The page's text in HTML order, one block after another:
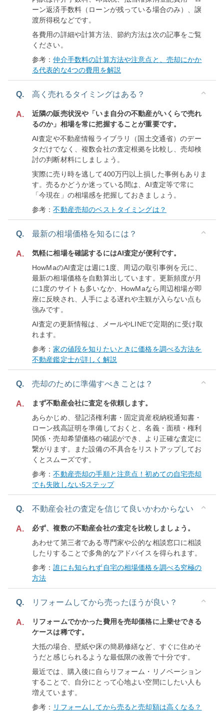
ーン返済手数料（ローンが残っている場合のみ）、譲
渡所得税などです。
各費用の詳細や計算方法、節約方法は次の記事をご覧
ください。
参考：仲介手数料の計算方法や注意点と、売却にかか
る代表的な4つの費用を解説
Q. 高く売れるタイミングはある？
A.
近隣の販売状況や「いま自分の不動産がいくらで売れ
るのか」相場を常に把握することが重要です。
AI査定や不動産情報ライブラリ（国土交通省）のデー
タだけでなく、複数会社の査定根拠を比較し、売却検
討の判断材料にしましょう。
実際に売り時を逃して400万円以上損した事例もありま
す。売るかどうか迷っている間は、AI査定等で常に
「今現在」の相場感を把握しておきましょう。
参考：不動産売却のベストタイミングは？
Q. 最新の相場価格を知るには？
A.
気軽に相場を確認するにはAI査定が便利です。
HowMaのAI査定は週に1度、周辺の取引事例を元に、
最新の相場価格を自動算出しています。更新頻度が月
に1度のサイトも多いなか、HowMaなら周辺相場が即
座に反映され、人手による遅れや主観が入らない点も
強みです。
AI査定の更新情報は、メールやLINEで定期的に受け取
れます。
参考：家の値段を知りたいときに価格を調べる方法を
不動産鑑定士が詳しく解説
Q. 売却のために準備すべきことは？
A.
まず不動産会社に査定を依頼します。
あらかじめ、登記済権利書・固定資産税納税通知書・
ローン残高証明を準備しておくと、名義・面積・権利
関係・売却希望価格の確認ができ、より正確な査定に
繋がります。また設備の不具合をリストアップしてお
くとスムーズです。
参考：不動産売却の手順と注意点！初めての自宅売却
でも失敗しない5ステップ
Q. 不動産会社の査定を信じて良いかわからない
A.
必ず、複数の不動産会社の査定を比較しましょう。
あわせて第三者である専門家や公的な相談窓口に相談
したりすることで多角的なアドバイスを得られます。
参考：誰にも知られず自宅の相場価格を調べる究極の
方法
Q. リフォームしてから売ったほうが良い？
A.
リフォームでかかった費用を売却価格に上乗せできる
ケースは稀です。
大抵の場合、壁紙や床の簡易修繕など、すぐに住めそ
うだと感じられるような最低限の改善で十分です。
最近では、購入後に自らリフォーム・リノベーション
することで、自分にとって心地よい空間にしたい人も
増えています。
参考： リフォームしてから売ると売却額は高くなる？